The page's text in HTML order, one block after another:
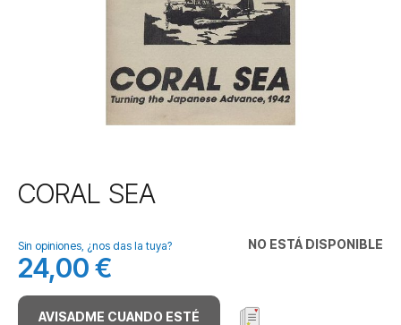
Saltar
al
de
la
galería
de
imágenes
CORAL SEA
NO ESTÁ DISPONIBLE
Sin opiniones, ¿nos das la tuya?
24,00 €
AVISADME CUANDO ESTÉ